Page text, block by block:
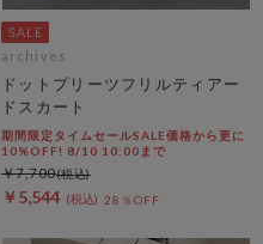
archives
ドットプリーツフリルティアー
ドスカート
期間限定タイムセールSALE価格から更に
10%OFF! 8/10 10:00まで
￥5,544 28％OFF
￥7,700